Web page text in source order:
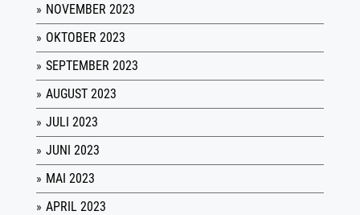
NOVEMBER 2023
OKTOBER 2023
SEPTEMBER 2023
AUGUST 2023
JULI 2023
JUNI 2023
MAI 2023
APRIL 2023